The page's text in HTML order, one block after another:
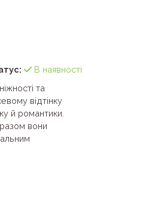
В наявності
та
відтінку
й романтики.
вони